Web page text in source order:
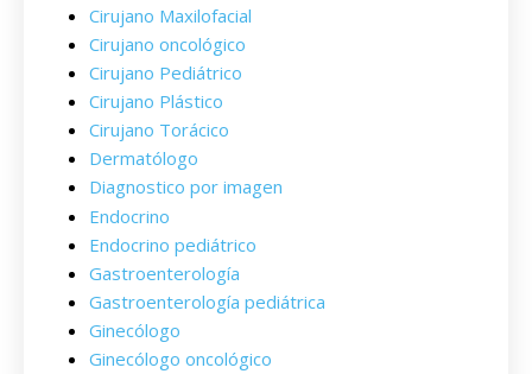
Cirujano Maxilofacial
Cirujano oncológico
Cirujano Pediátrico
Cirujano Plástico
Cirujano Torácico
Dermatólogo
Diagnostico por imagen
Endocrino
Endocrino pediátrico
Gastroenterología
Gastroenterología pediátrica
Ginecólogo
Ginecólogo oncológico